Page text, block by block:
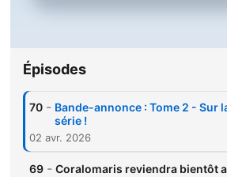
Épisodes
70 - Bande-annonce : Tome 2 - Sur
série !
02 avr. 2026
69 - Coralomaris reviendra bientôt